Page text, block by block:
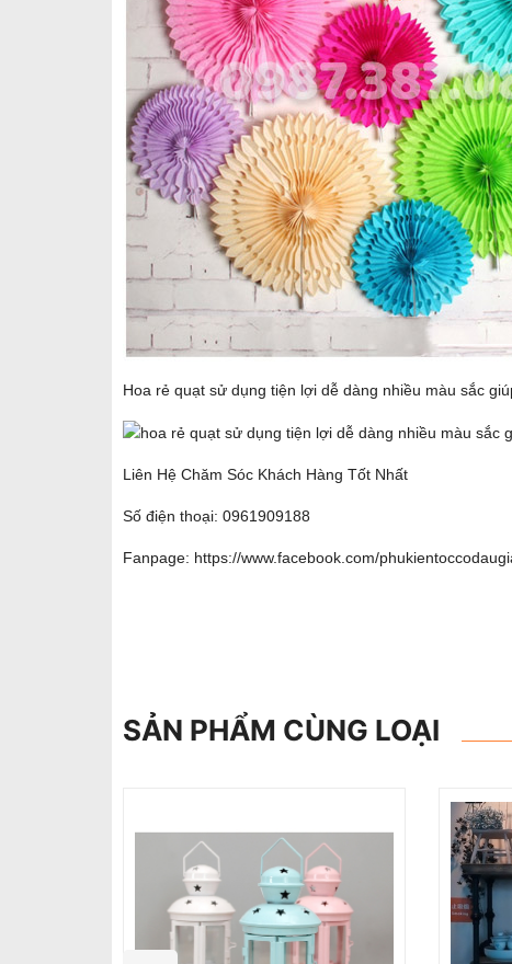
Hoa rẻ quạt sử dụng tiện lợi dễ dàng nhiều màu sắc
Liên Hệ Chăm Sóc Khách Hàng Tốt Nhất
Số điện thoại: 0961909188
Fanpage: https://www.facebook.com/
SẢN PHẨM CÙNG LOẠI